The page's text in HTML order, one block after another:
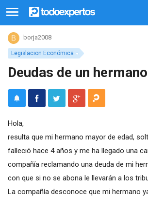
Legislacion Económica
borja2008
Deudas de un hermano
Hola,
resulta que mi hermano mayor de edad,
falleció hace 4 años y me ha llegado una
compañía reclamando una deuda de mi
con que si no se abona le llevarán a los
La compañía desconoce que mi hermano